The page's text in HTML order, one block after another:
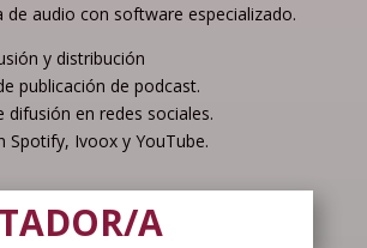
de audio con software especializado.
y distribución
publicación de podcast.
difusión en redes sociales.
Spotify, Ivoox y YouTube.
A